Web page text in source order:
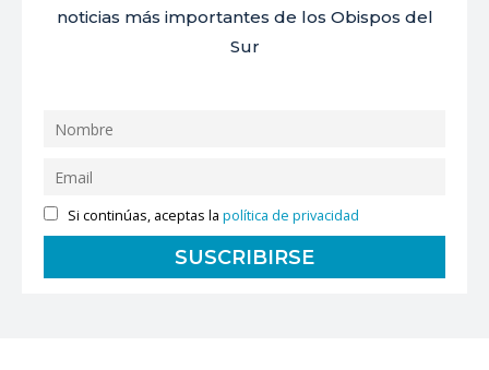
noticias más importantes de los Obispos del
Sur
Si continúas, aceptas lapolítica de privacidad